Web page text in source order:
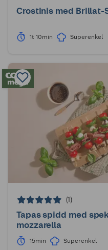
Crostinis med Brillat-
1t 10min Superenkel
(1)
Tapas spidd med
mozzarella
15min Superenkel